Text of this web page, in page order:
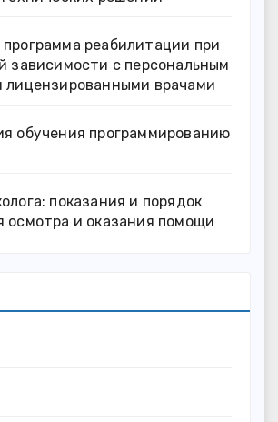
реабилитации при
зависимости с персональным
лицензированными врачами
обучения программированию
показания и порядок
осмотра и оказания помощи